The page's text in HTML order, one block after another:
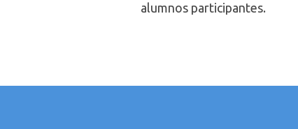
alumnos participantes.